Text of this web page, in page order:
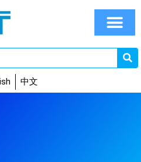
中文